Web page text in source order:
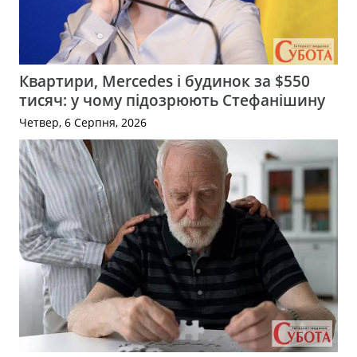
Квартири, Mercedes і будинок за $550
тисяч: у чому підозрюють Стефанішину
Четвер, 6 Серпня, 2026